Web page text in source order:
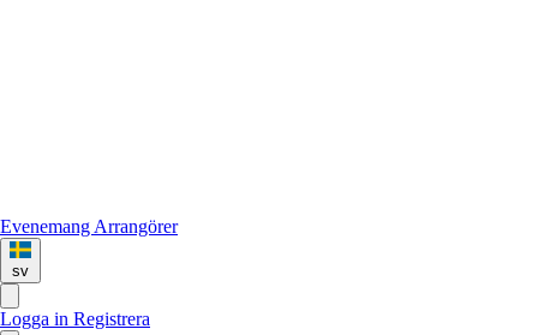
Evenemang Arrangörer
sv
Logga in Registrera